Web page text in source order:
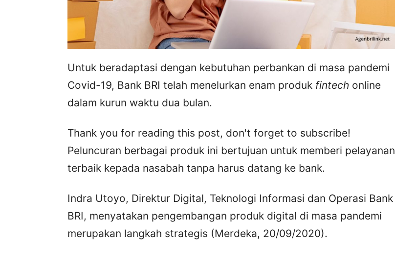
Untuk beradaptasi dengan kebutuhan perbankan di masa pandemi
Covid-19, Bank BRI telah menelurkan enam produk fintech online
dalam kurun waktu dua bulan.
Thank you for reading this post, don't forget to subscribe!
Peluncuran berbagai produk ini bertujuan untuk memberi pelayanan
terbaik kepada nasabah tanpa harus datang ke bank.
Indra Utoyo, Direktur Digital, Teknologi Informasi dan Operasi Bank
BRI, menyatakan pengembangan produk digital di masa pandemi
merupakan langkah strategis (Merdeka, 20/09/2020).